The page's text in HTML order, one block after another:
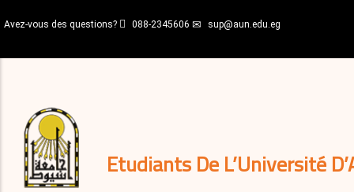
au
principal
Avez-vous des questions? 088-2345606 sup@aun.edu.eg
Etudiants De L’Université
décisions
Expatriés
Journal